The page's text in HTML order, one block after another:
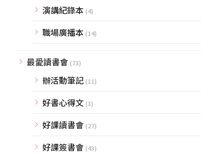
演講紀錄本 (4)
職場廣播本 (14)
最愛讀書會 (73)
辦活動筆記 (11)
好書心得文 (3)
好課讀書會 (27)
好課簽書會 (43)